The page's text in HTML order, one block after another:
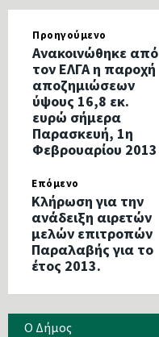
Προηγούμενο
Ανακοινώθηκε από
τον ΕΛΓΑ η παροχή
αποζημιώσεων
ύψους 16,8 εκ.
ευρώ σήμερα
Παρασκευή, 1η
Φεβρουαρίου 2013
Επόμενο
Κλήρωση για την
ανάδειξη αιρετών
μελών επιτροπών
Παραλαβής για το
έτος 2013.
Ο Δήμος